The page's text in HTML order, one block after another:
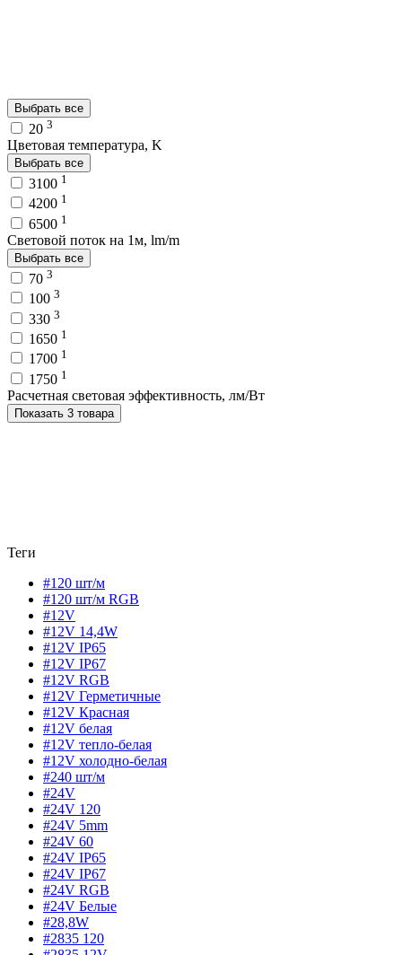
Выбрать все
20 3
Цветовая температура, K
Выбрать все
3100 1
4200 1
6500 1
Световой поток на 1м, lm/m
Выбрать все
70 3
100 3
330 3
1650 1
1700 1
1750 1
Расчетная световая эффективность, лм/Вт
Показать 3 товара
Теги
#120 шт/м
#120 шт/м RGB
#12V
#12V 14,4W
#12V IP65
#12V IP67
#12V RGB
#12V Герметичные
#12V Красная
#12V белая
#12V тепло-белая
#12V холодно-белая
#240 шт/м
#24V
#24V 120
#24V 5mm
#24V 60
#24V IP65
#24V IP67
#24V RGB
#24V Белые
#28,8W
#2835 120